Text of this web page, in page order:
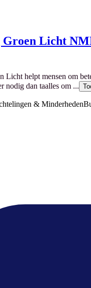
Groen Licht
Licht helpt mensen om
nodig dan taalles om ...
& Minderheden